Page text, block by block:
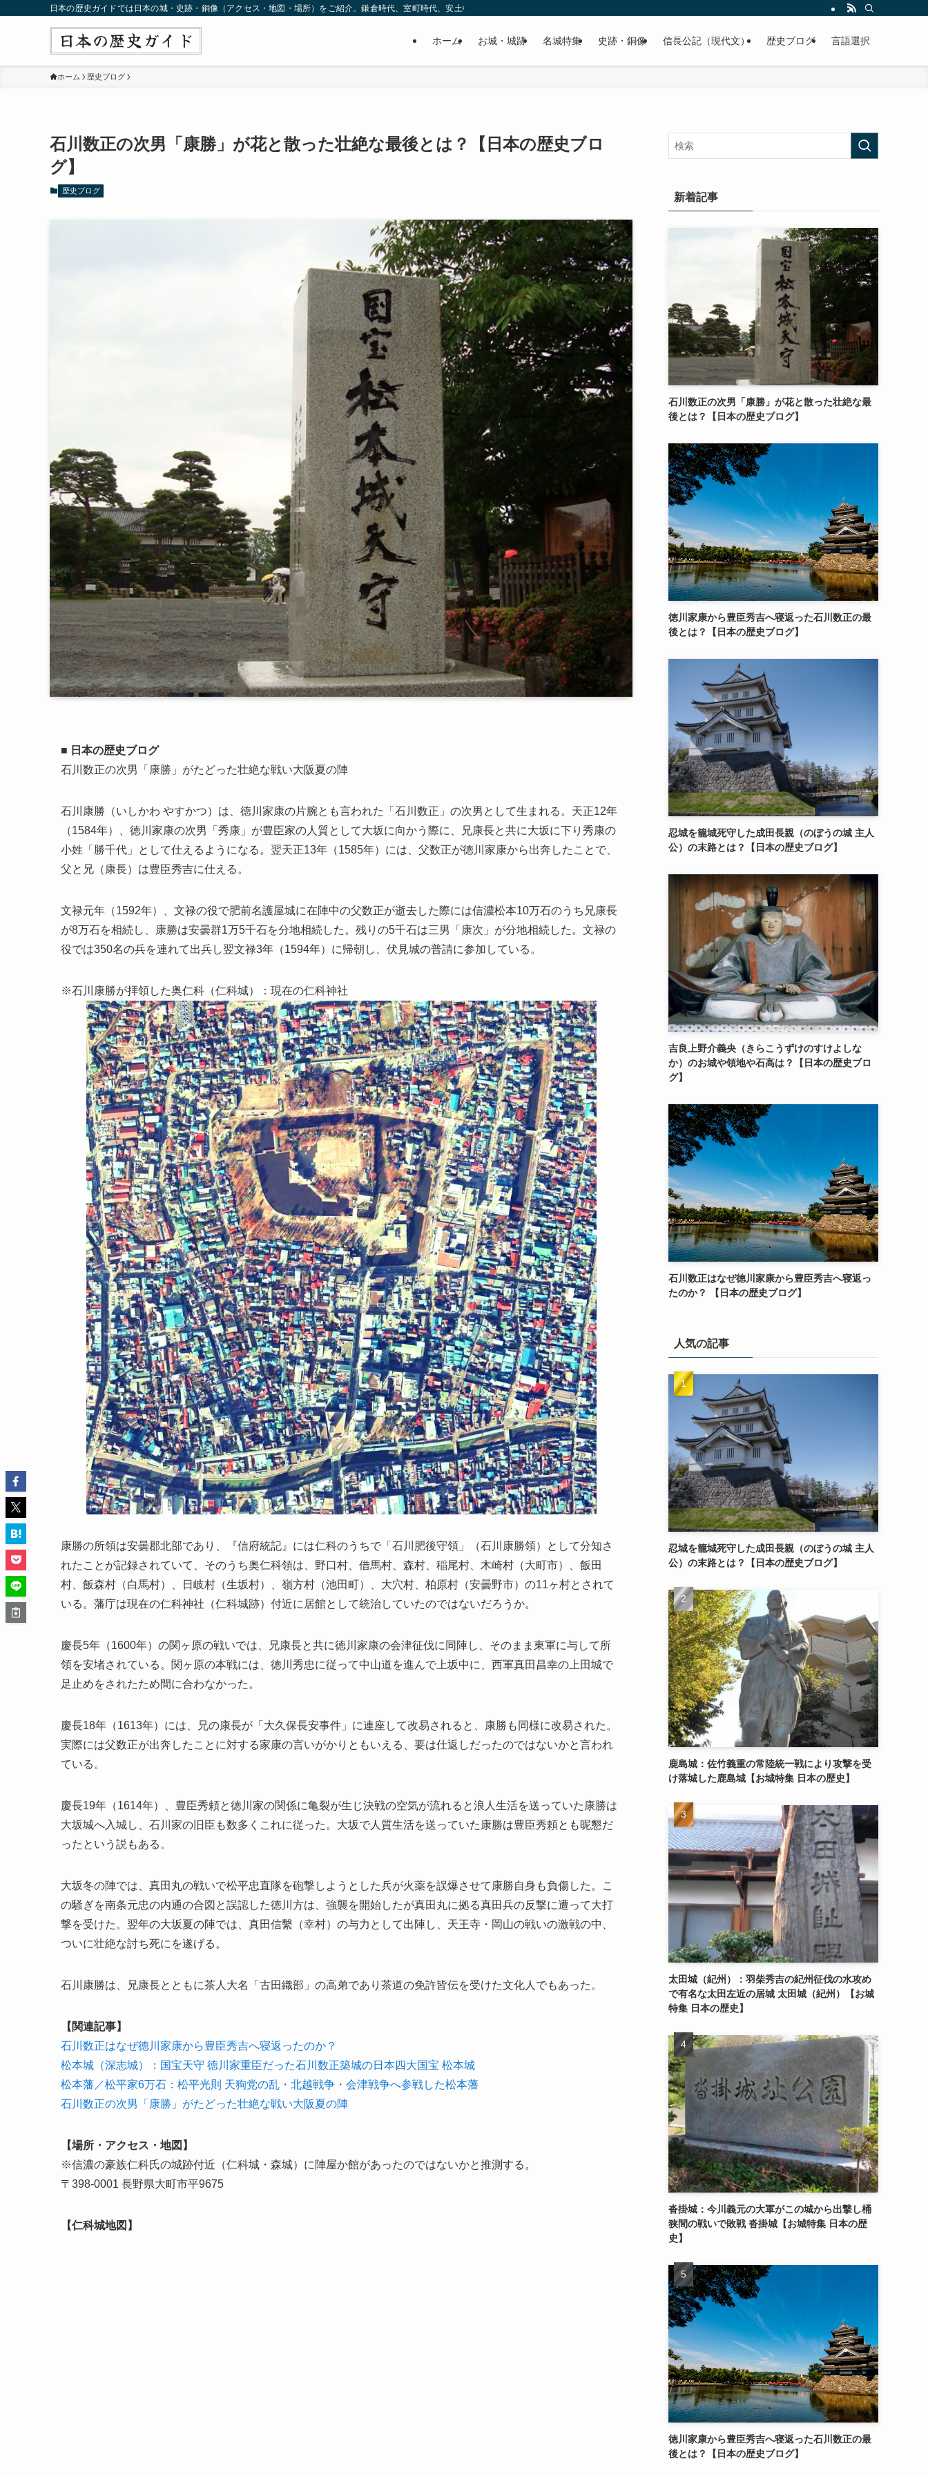
日本の歴史ガイドでは日本の城・史跡・銅像（アクセス・地図・場所）をご紹介。鎌倉時代、室町時代、安土桃山時代（戦国時代）、江戸時代と幅広くご紹介致します。
ホーム お城・城跡 名城特集 史跡・銅像 信長公記（現代文） 歴史ブログ 言語選択
ホーム 歴史ブログ
石川数正の次男「康勝」が花と散った壮絶な最後とは？【日本の歴史ブロ
グ】
歴史ブログ
■ 日本の歴史ブログ
石川数正の次男「康勝」がたどった壮絶な戦い大阪夏の陣
石川康勝（いしかわ やすかつ）は、徳川家康の片腕とも言われた「石川数正」の次男として生まれる。天正12年
（1584年）、徳川家康の次男「秀康」が豊臣家の人質として大坂に向かう際に、兄康長と共に大坂に下り秀康の
小姓「勝千代」として仕えるようになる。翌天正13年（1585年）には、父数正が徳川家康から出奔したことで、
父と兄（康長）は豊臣秀吉に仕える。
文禄元年（1592年）、文禄の役で肥前名護屋城に在陣中の父数正が逝去した際には信濃松本10万石のうち兄康長
が8万石を相続し、康勝は安曇群1万5千石を分地相続した。残りの5千石は三男「康次」が分地相続した。文禄の
役では350名の兵を連れて出兵し翌文禄3年（1594年）に帰朝し、伏見城の普請に参加している。
※石川康勝が拝領した奥仁科（仁科城）：現在の仁科神社
康勝の所領は安曇郡北部であり、『信府統記』には仁科のうちで「石川肥後守領」（石川康勝領）として分知さ
れたことが記録されていて、そのうち奥仁科領は、野口村、借馬村、森村、稲尾村、木崎村（大町市）、飯田
村、飯森村（白馬村）、日岐村（生坂村）、嶺方村（池田町）、大穴村、柏原村（安曇野市）の11ヶ村とされて
いる。藩庁は現在の仁科神社（仁科城跡）付近に居館として統治していたのではないだろうか。
慶長5年（1600年）の関ヶ原の戦いでは、兄康長と共に徳川家康の会津征伐に同陣し、そのまま東軍に与して所
領を安堵されている。関ヶ原の本戦には、徳川秀忠に従って中山道を進んで上坂中に、西軍真田昌幸の上田城で
足止めをされたため間に合わなかった。
慶長18年（1613年）には、兄の康長が「大久保長安事件」に連座して改易されると、康勝も同様に改易された。
実際には父数正が出奔したことに対する家康の言いがかりともいえる、要は仕返しだったのではないかと言われ
ている。
慶長19年（1614年）、豊臣秀頼と徳川家の関係に亀裂が生じ決戦の空気が流れると浪人生活を送っていた康勝は
大坂城へ入城し、石川家の旧臣も数多くこれに従った。大坂で人質生活を送っていた康勝は豊臣秀頼とも昵懇だ
ったという説もある。
大坂冬の陣では、真田丸の戦いで松平忠直隊を砲撃しようとした兵が火薬を誤爆させて康勝自身も負傷した。こ
の騒ぎを南条元忠の内通の合図と誤認した徳川方は、強襲を開始したが真田丸に拠る真田兵の反撃に遭って大打
撃を受けた。翌年の大坂夏の陣では、真田信繫（幸村）の与力として出陣し、天王寺・岡山の戦いの激戦の中、
ついに壮絶な討ち死にを遂げる。
石川康勝は、兄康長とともに茶人大名「古田織部」の高弟であり茶道の免許皆伝を受けた文化人でもあった。
【関連記事】
石川数正はなぜ徳川家康から豊臣秀吉へ寝返ったのか？
松本城（深志城）：国宝天守 徳川家重臣だった石川数正築城の日本四大国宝 松本城
松本藩／松平家6万石：松平光則 天狗党の乱・北越戦争・会津戦争へ参戦した松本藩
石川数正の次男「康勝」がたどった壮絶な戦い大阪夏の陣
【場所・アクセス・地図】
※信濃の豪族仁科氏の城跡付近（仁科城・森城）に陣屋か館があったのではないかと推測する。
〒398-0001 長野県大町市平9675
【仁科城地図】
新着記事
石川数正の次男「康勝」が花と散った壮絶な最
後とは？【日本の歴史ブログ】
徳川家康から豊臣秀吉へ寝返った石川数正の最
後とは？【日本の歴史ブログ】
忍城を籠城死守した成田長親（のぼうの城 主人
公）の末路とは？【日本の歴史ブログ】
吉良上野介義央（きらこうずけのすけよしな
か）のお城や領地や石高は？【日本の歴史ブロ
グ】
石川数正はなぜ徳川家康から豊臣秀吉へ寝返っ
たのか？ 【日本の歴史ブログ】
人気の記事
忍城を籠城死守した成田長親（のぼうの城 主人
公）の末路とは？【日本の歴史ブログ】
鹿島城：佐竹義重の常陸統一戦により攻撃を受
け落城した鹿島城【お城特集 日本の歴史】
太田城（紀州）：羽柴秀吉の紀州征伐の水攻め
で有名な太田左近の居城 太田城（紀州）【お城
特集 日本の歴史】
沓掛城：今川義元の大軍がこの城から出撃し桶
狭間の戦いで敗戦 沓掛城【お城特集 日本の歴
史】
徳川家康から豊臣秀吉へ寝返った石川数正の最
後とは？【日本の歴史ブログ】